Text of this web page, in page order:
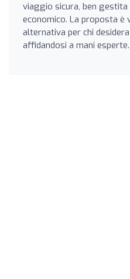
viaggio sicura, ben
economico. La proposta è
alternativa per chi
affidandosi a mani esperte.